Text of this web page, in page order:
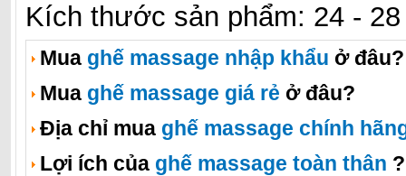
Kích thước sản phẩm: 24 -
Mua ghế massage nhập khẩu ở đâu?
Mua ghế massage giá rẻ ở đâu?
Địa chỉ mua ghế massage chính
Lợi ích của ghế massage toàn thân ?